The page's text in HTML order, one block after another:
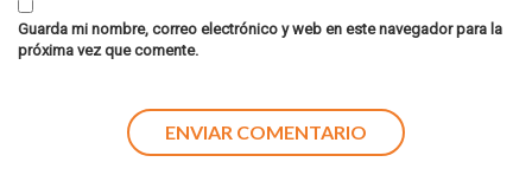
Guarda mi nombre, correo electrónico y web en este navegador para la
próxima vez que comente.